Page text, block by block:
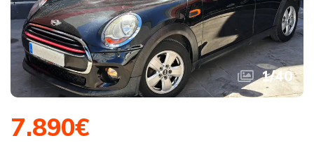
1/40
7.890€